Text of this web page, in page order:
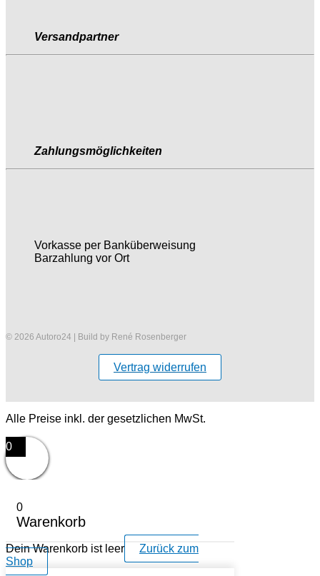
Versandpartner
Zahlungsmöglichkeiten
Vorkasse per Banküberweisung
Barzahlung vor Ort
© 2026 Autoro24 | Build by René Rosenberger
Vertrag widerrufen
Alle Preise inkl. der gesetzlichen MwSt.
0
0
Warenkorb
Dein Warenkorb ist leer
Zurück zum
Shop